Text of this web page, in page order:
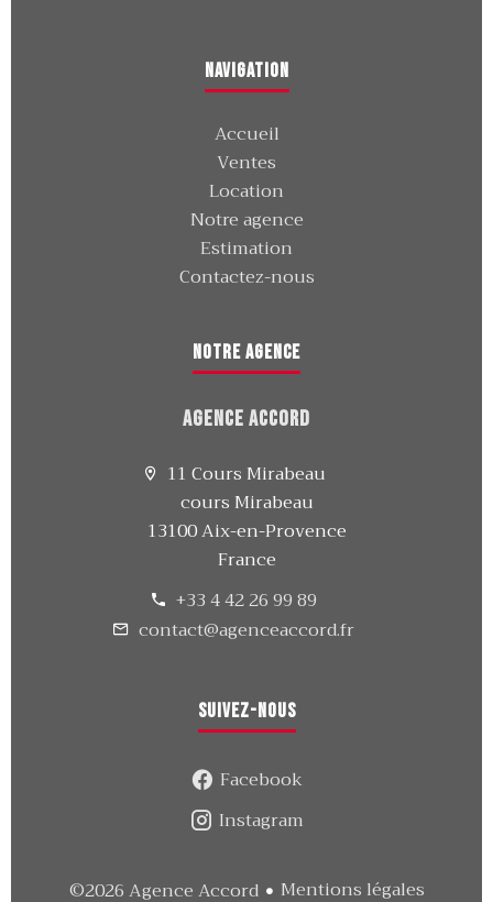
Navigation
Accueil
Ventes
Location
Notre agence
Estimation
Contactez-nous
Notre agence
Agence Accord
11 Cours Mirabeau
cours Mirabeau
13100 Aix-en-Provence
France
+33 4 42 26 99 89
contact@agenceaccord.fr
Suivez-nous
Facebook
Instagram
©2026 Agence Accord Mentions légales